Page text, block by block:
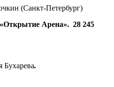
(Санкт-Петербург)
Арена». 28 245
Бухарева.